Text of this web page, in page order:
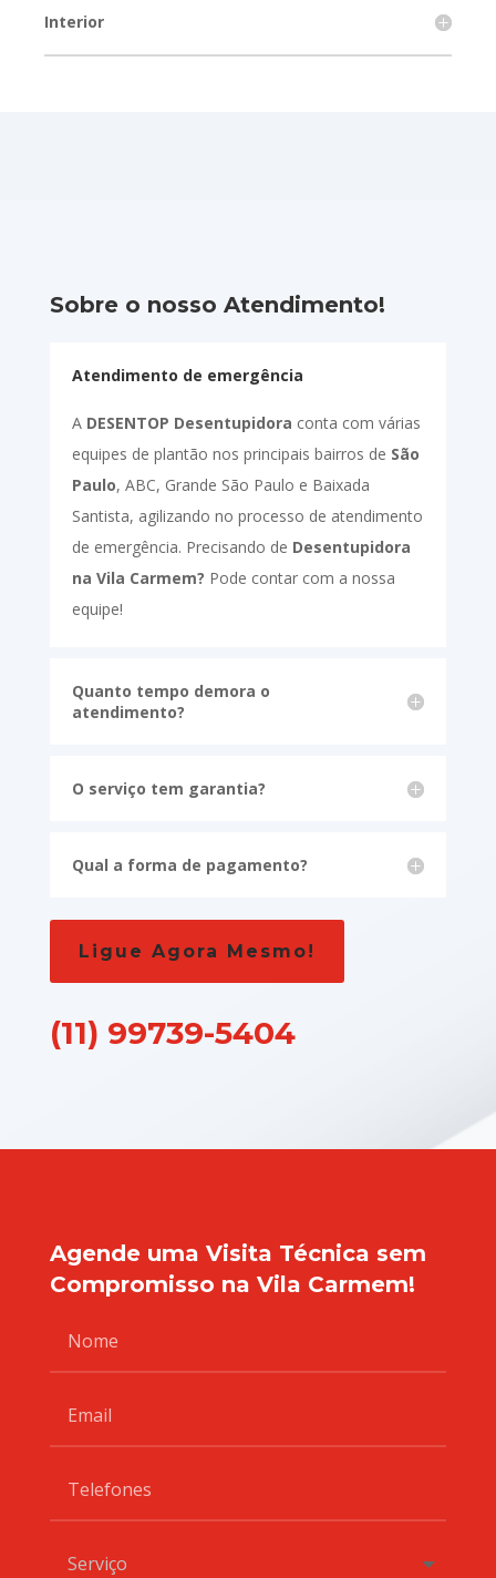
Interior
Sobre o nosso Atendimento!
Atendimento de emergência
A DESENTOP Desentupidora conta com várias
equipes de plantão nos principais bairros de São
Paulo, ABC, Grande São Paulo e Baixada
Santista, agilizando no processo de atendimento
de emergência. Precisando de Desentupidora
na Vila Carmem? Pode contar com a nossa
equipe!
Quanto tempo demora o
atendimento?
O serviço tem garantia?
Qual a forma de pagamento?
Ligue Agora Mesmo!
(11) 99739-5404
Agende uma Visita Técnica sem
Compromisso na Vila Carmem!